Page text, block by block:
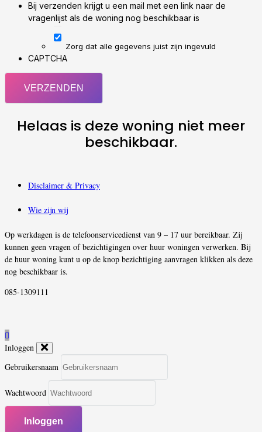
Bij verzenden krijgt u een mail met een link naar de
vragenlijst als de woning nog beschikbaar is
Zorg dat alle gegevens juist zijn ingevuld
CAPTCHA
Helaas is deze woning niet meer
beschikbaar.
Disclaimer & Privacy
Wie zijn wij
Op werkdagen is de telefoonservicedienst van 9 – 17 uur bereikbaar. Zij
kunnen geen vragen of bezichtigingen over huur woningen verwerken. Bij
de huur woning kunt u op de knop bezichtiging aanvragen klikken als deze
nog beschikbaar is.
085-1309111
Inloggen
Gebruikersnaam
Wachtwoord